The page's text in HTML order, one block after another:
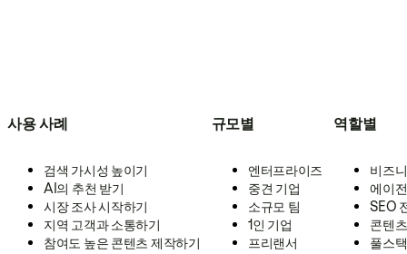
사용 사례
검색 가시성 높이기
AI의 추천 받기
시장 조사 시작하기
지역 고객과 소통하기
참여도 높은 콘텐츠 제작하기
규모별
엔터프라이즈
중견 기업
소규모 팀
1인 기업
프리랜서
역할별
비즈
에이
SEO
콘텐
풀스